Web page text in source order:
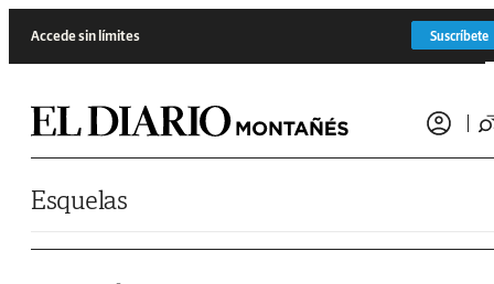
Accede sin límites Suscríbete
Esquelas